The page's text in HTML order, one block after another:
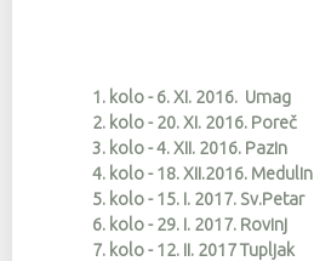
1. kolo - 6. XI. 2016. Umag
2. kolo - 20. XI. 2016. Poreč
3. kolo - 4. XII. 2016. Pazin
4. kolo - 18. XII.2016. Medulin
5. kolo - 15. I. 2017. Sv.Petar
6. kolo - 29. I. 2017. Rovinj
7. kolo - 12. II. 2017 Tupljak